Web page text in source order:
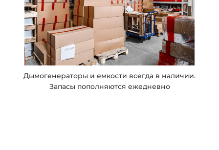
Дымогенераторы и емкости всегда в наличии.
Запасы пополняются ежедневно